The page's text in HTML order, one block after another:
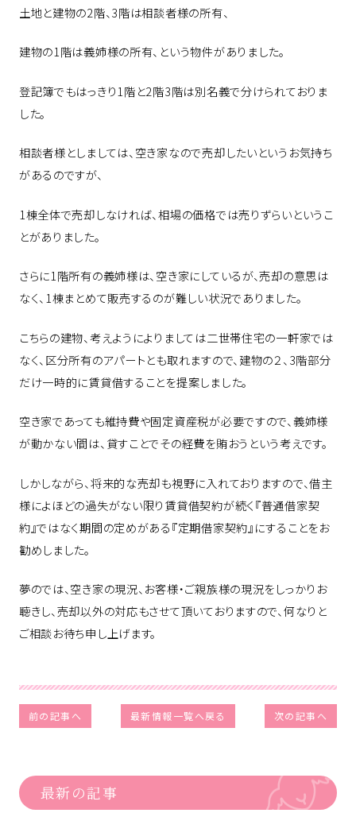
土地と建物の2階、3階は相談者様の所有、
建物の1階は義姉様の所有、という物件がありました。
登記簿でもはっきり1階と2階3階は別名義で分けられておりま
した。
相談者様としましては、空き家なので売却したいというお気持ち
があるのですが、
1棟全体で売却しなければ、相場の価格では売りずらいというこ
とがありました。
さらに1階所有の義姉様は、空き家にしているが、売却の意思は
なく、1棟まとめて販売するのが難しい状況でありました。
こちらの建物、考えようによりましては二世帯住宅の一軒家では
なく、区分所有のアパートとも取れますので、建物の２、3階部分
だけ一時的に賃貸借することを提案しました。
空き家であっても維持費や固定資産税が必要ですので、義姉様
が動かない間は、貸すことでその経費を賄おうという考えです。
しかしながら、将来的な売却も視野に入れておりますので、借主
様によほどの過失がない限り賃貸借契約が続く『普通借家契
約』ではなく期間の定めがある『定期借家契約』にすることをお
勧めしました。
夢のでは、空き家の現況、お客様・ご親族様の現況をしっかりお
聴きし、売却以外の対応もさせて頂いておりますので、何なりと
ご相談お待ち申し上げます。
前の記事へ 最新情報一覧へ戻る 次の記事へ
最新の記事